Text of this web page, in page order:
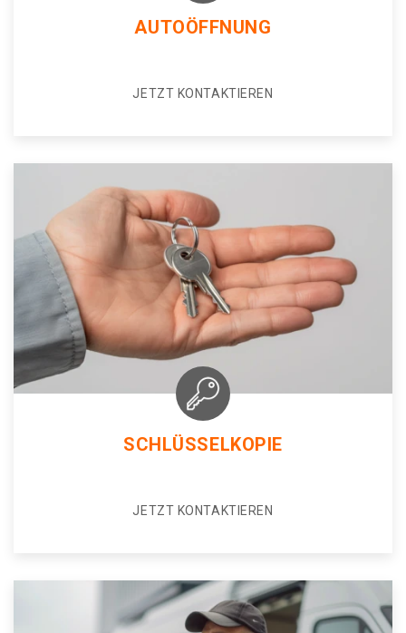
AUTOÖFFNUNG
JETZT KONTAKTIEREN
SCHLÜSSELKOPIE
JETZT KONTAKTIEREN